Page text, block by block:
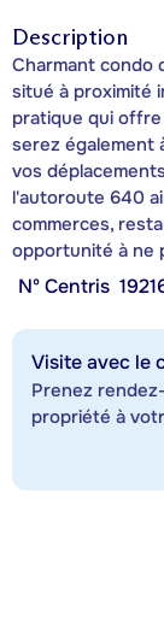
Description
Charmant condo
situé à proximité
pratique qui
serez également
vos
l'autoroute 640
commerces,
opportunité à ne
Nº Centris
Visite avec le
Prenez
propriété à